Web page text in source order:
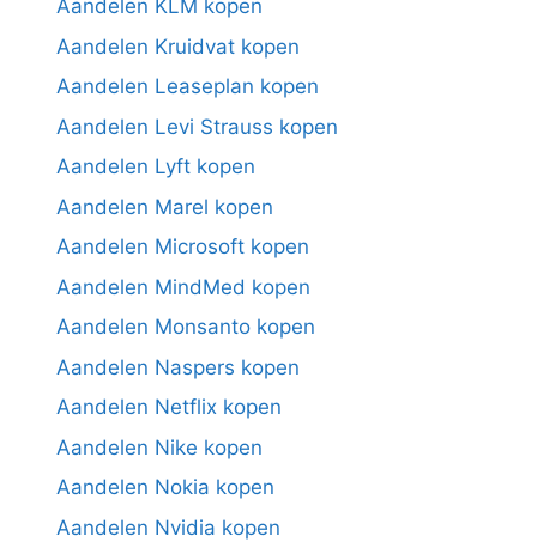
Aandelen KLM kopen
Aandelen Kruidvat kopen
Aandelen Leaseplan kopen
Aandelen Levi Strauss kopen
Aandelen Lyft kopen
Aandelen Marel kopen
Aandelen Microsoft kopen
Aandelen MindMed kopen
Aandelen Monsanto kopen
Aandelen Naspers kopen
Aandelen Netflix kopen
Aandelen Nike kopen
Aandelen Nokia kopen
Aandelen Nvidia kopen